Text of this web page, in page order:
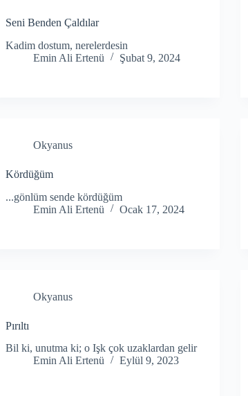
Seni Benden Çaldılar
Kadim dostum, nerelerdesin
Emin Ali Ertenü
Şubat 9, 2024
Okyanus
Kördüğüm
...gönlüm sende kördüğüm
Emin Ali Ertenü
Ocak 17, 2024
Okyanus
Pırıltı
Bil ki, unutma ki; o Işk çok uzaklardan gelir
Emin Ali Ertenü
Eylül 9, 2023